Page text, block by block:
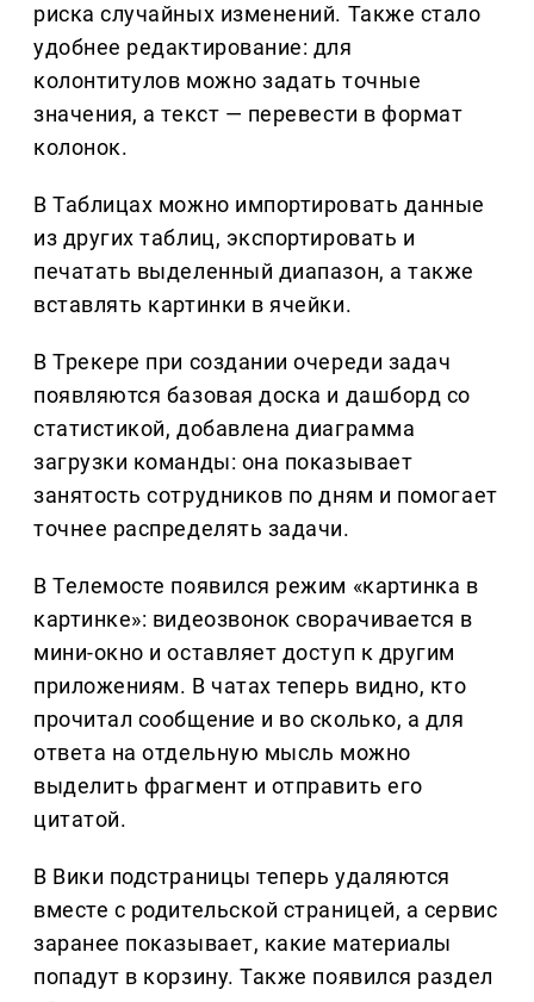
риска случайных изменений. Также стало
удобнее редактирование: для
колонтитулов можно задать точные
значения, а текст — перевести в формат
колонок.
В Таблицах можно импортировать данные
из других таблиц, экспортировать и
печатать выделенный диапазон, а также
вставлять картинки в ячейки.
В Трекере при создании очереди задач
появляются базовая доска и дашборд со
статистикой, добавлена диаграмма
загрузки команды: она показывает
занятость сотрудников по дням и помогает
точнее распределять задачи.
В Телемосте появился режим «картинка в
картинке»: видеозвонок сворачивается в
мини-окно и оставляет доступ к другим
приложениям. В чатах теперь видно, кто
прочитал сообщение и во сколько, а для
ответа на отдельную мысль можно
выделить фрагмент и отправить его
цитатой.
В Вики подстраницы теперь удаляются
вместе с родительской страницей, а сервис
заранее показывает, какие материалы
попадут в корзину. Также появился раздел